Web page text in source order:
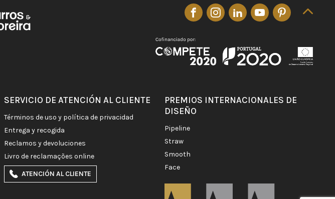
SERVICIO DE ATENCIÓN AL CLIENTE
términos de uso y política de privacidad
entrega y recogida
reclamos y devoluciones
livro de reclamações online
ATENCIÓN AL CLIENTE
PREMIOS INTERNACIONALES DE
DISEÑO
pipeline
straw
smooth
face